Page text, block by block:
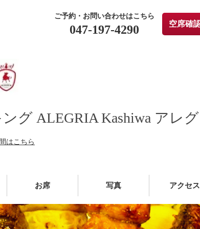
ご予約・お問い合わせはこちら
047-197-4290 空席確
グ ALEGRIA Kashiwa アレ
はこちら
お席 写真 アクセス